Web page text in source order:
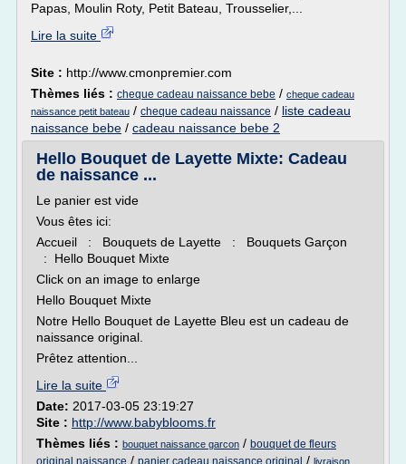
Papas, Moulin Roty, Petit Bateau, Trousselier,...
Lire la suite
Site : http://www.cmonpremier.com
Thèmes liés : cheque cadeau naissance bebe / cheque cadeau
naissance petit bateau / cheque cadeau naissance / liste cadeau
naissance bebe / cadeau naissance bebe 2
Hello Bouquet de Layette Mixte: Cadeau
de naissance ...
Le panier est vide
Vous êtes ici:
Accueil : Bouquets de Layette : Bouquets Garçon
: Hello Bouquet Mixte
Click on an image to enlarge
Hello Bouquet Mixte
Notre Hello Bouquet de Layette Bleu est un cadeau de
naissance original.
Prêtez attention...
Lire la suite
Date: 2017-03-05 23:19:27
Site : http://www.babyblooms.fr
Thèmes liés : bouquet naissance garcon / bouquet de fleurs
original naissance / panier cadeau naissance original / livraison